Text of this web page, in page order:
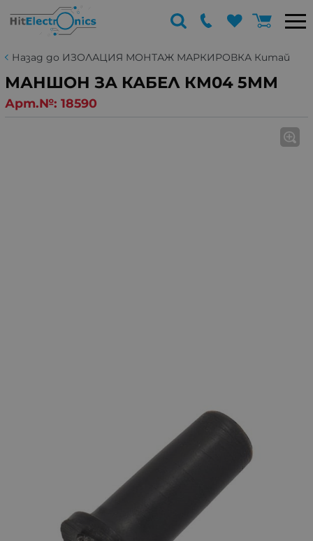
Назад до ИЗОЛАЦИЯ МОНТАЖ МАРКИРОВКА Китай
МАНШОН ЗА КАБЕЛ КМ04 5ММ
Арт.№: 18590